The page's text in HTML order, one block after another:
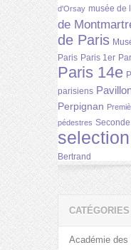
d'Orsay musée de
de
de Paris
Paris Paris 1er
Paris 14e
parisiens
Perpignan
pédestres
selection
Bertrand
CATÉGORIES
Académie des